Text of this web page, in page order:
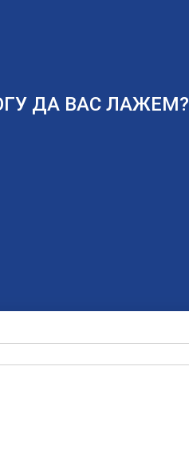
ДА ВАС ЛАЖЕМ?